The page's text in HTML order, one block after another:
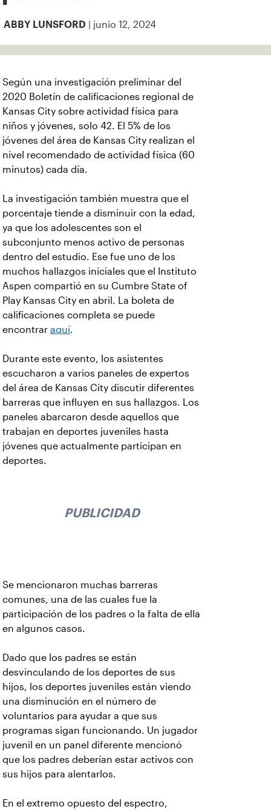
ABBY LUNSFORD | junio 12, 2024
Según una investigación preliminar del
2020 Boletín de calificaciones regional de
Kansas City sobre actividad física para
niños y jóvenes, solo 42. El 5% de los
jóvenes del área de Kansas City realizan el
nivel recomendado de actividad física (60
minutos) cada día.
La investigación también muestra que el
porcentaje tiende a disminuir con la edad,
ya que los adolescentes son el
subconjunto menos activo de personas
dentro del estudio. Ese fue uno de los
muchos hallazgos iniciales que el Instituto
Aspen compartió en su Cumbre State of
Play Kansas City en abril. La boleta de
calificaciones completa se puede
encontrar aquí.
Durante este evento, los asistentes
escucharon a varios paneles de expertos
del área de Kansas City discutir diferentes
barreras que influyen en sus hallazgos. Los
paneles abarcaron desde aquellos que
trabajan en deportes juveniles hasta
jóvenes que actualmente participan en
deportes.
PUBLICIDAD
Se mencionaron muchas barreras
comunes, una de las cuales fue la
participación de los padres o la falta de ella
en algunos casos.
Dado que los padres se están
desvinculando de los deportes de sus
hijos, los deportes juveniles están viendo
una disminución en el número de
voluntarios para ayudar a que sus
programas sigan funcionando. Un jugador
juvenil en un panel diferente mencionó
que los padres deberían estar activos con
sus hijos para alentarlos.
En el extremo opuesto del espectro,